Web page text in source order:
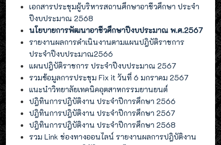
เอกสารประชุมผู้บริหารสถานศึกษาอาชีวศึกษา ประจำ
ปีงบประมาณ 2568
นโยบายการพัฒนาอาชีวศึกษาปีงบประมาณ พ.ศ.2567
รายงานผลการดำเนินงานตามแผนปฎิบัติราชการ
ประจำปีงบประมาณ2566
แผนปฎิบัติราชการ ประจำปีงบประมาณ 2567
รวมข้อมูลการประชุม Fix it วันที่ 6 มกราคม 2567
แนะนำวิทยาลัยเทคนิคอุตสาหกรรมยานยนต์
ปฎิทินการปฎิบัติงาน ประจำปีการศึกษา 2566
ปฎิทินการปฎิบัติงาน ประจำปีการศึกษา 2567
ปฎิทินการปฎิบัติงาน ประจำปีการศึกษา 2568
รวม Link ช่องทางออนไลน์ รายงานผลการปฎิบัติงาน